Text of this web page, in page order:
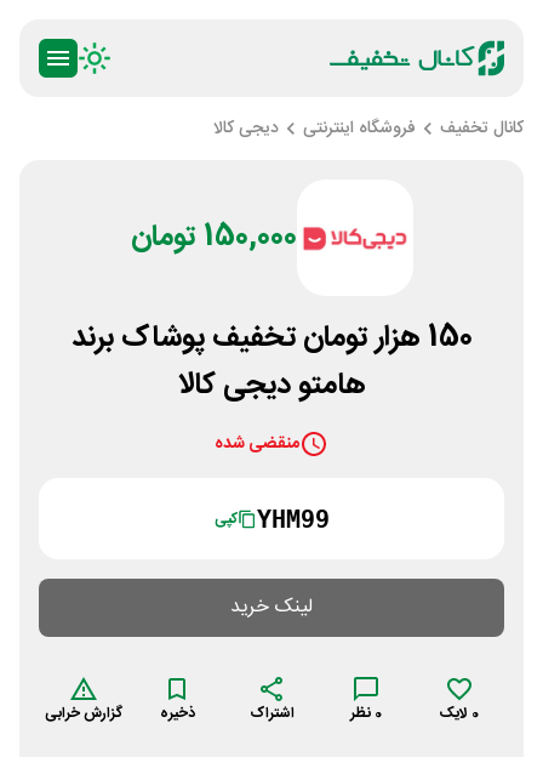
کانال تخفیف فروشگاه اینترنتی دیجی کالا
150,000 تومان
150 هزار تومان تخفیف پوشاک برند
هامتو دیجی کالا
منقضی شده
YHM99 کپی
لینک خرید
0 لایک 0 نظر اشتراک ذخیره گزارش خرابی